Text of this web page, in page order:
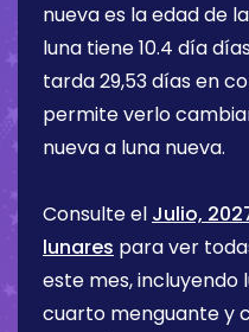
nueva es la edad de
luna tiene10.4 día
tarda 29,53 días en
permite verlo
nueva a luna nueva.
Consulte el Julio,
lunares para ver
este mes, incluyendo
cuarto menguante y